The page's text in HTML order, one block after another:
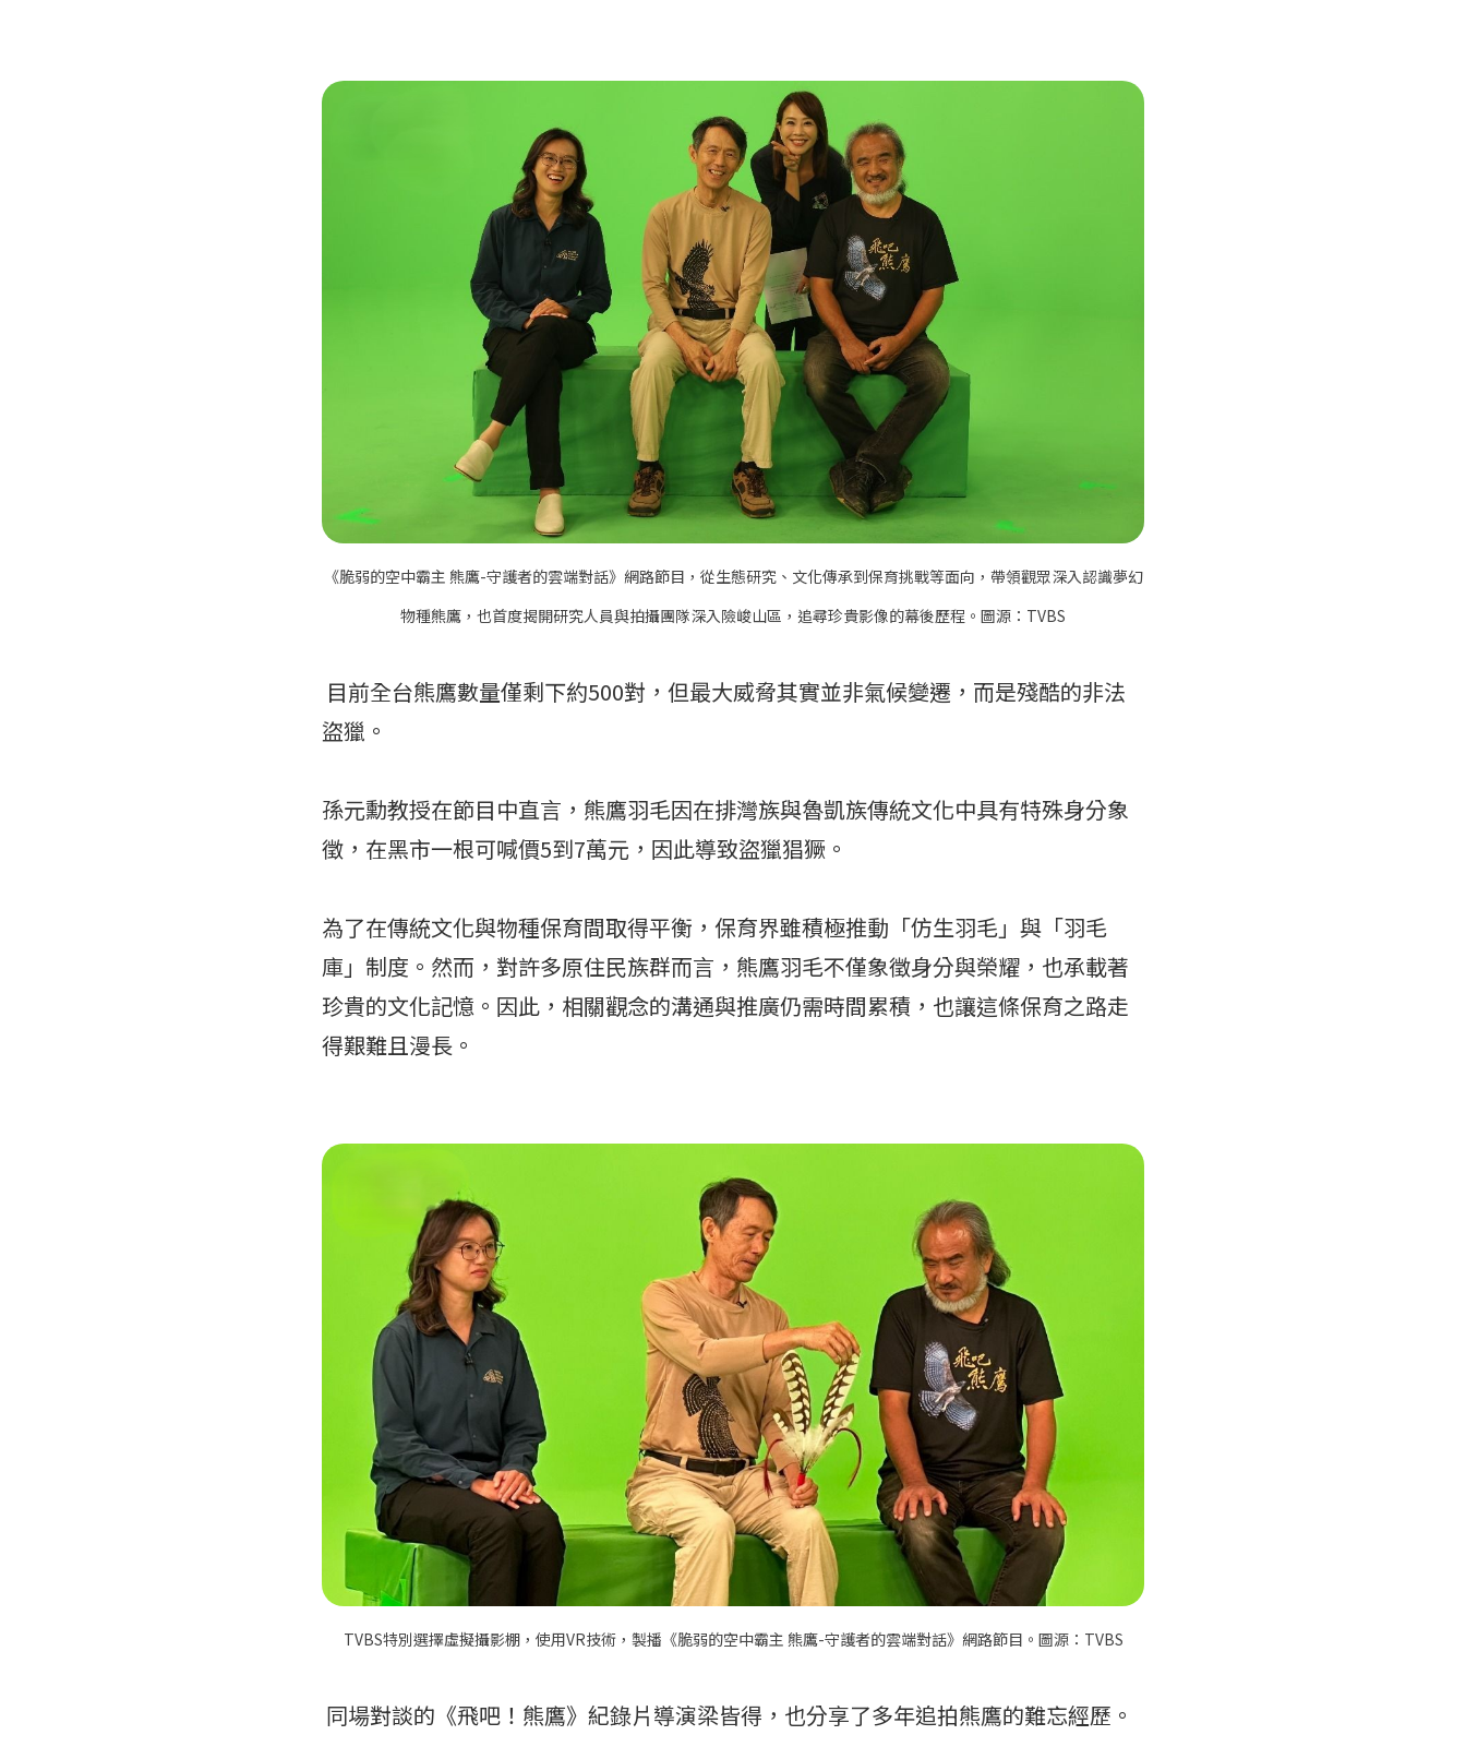
《脆弱的空中霸主 熊鷹-守護者的雲端對話》網路節目，從生態研究、文化傳承到保育挑戰等面向，帶領觀眾深入認識夢幻
物種熊鷹，也首度揭開研究人員與拍攝團隊深入險峻山區，追尋珍貴影像的幕後歷程。圖源：TVBS
目前全台熊鷹數量僅剩下約500對，但最大威脅其實並非氣候變遷，而是殘酷的非法
盜獵。
孫元勳教授在節目中直言，熊鷹羽毛因在排灣族與魯凱族傳統文化中具有特殊身分象
徵，在黑市一根可喊價5到7萬元，因此導致盜獵猖獗。
為了在傳統文化與物種保育間取得平衡，保育界雖積極推動「仿生羽毛」與「羽毛
庫」制度。然而，對許多原住民族群而言，熊鷹羽毛不僅象徵身分與榮耀，也承載著
珍貴的文化記憶。因此，相關觀念的溝通與推廣仍需時間累積，也讓這條保育之路走
得艱難且漫長。
TVBS特別選擇虛擬攝影棚，使用VR技術，製播《脆弱的空中霸主 熊鷹-守護者的雲端對話》網路節目。圖源：TVBS
同場對談的《飛吧！熊鷹》紀錄片導演梁皆得，也分享了多年追拍熊鷹的難忘經歷。